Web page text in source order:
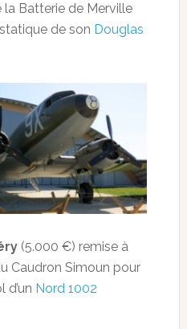
la Batterie de Merville
de son Douglas
(5.000 €) remise à
Caudron Simoun pour
d’un Nord 1002